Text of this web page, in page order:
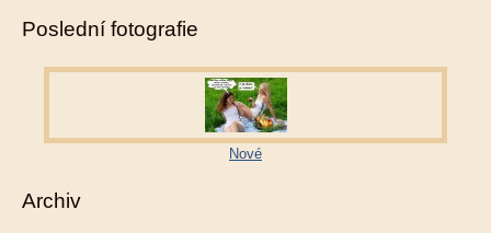
Poslední fotografie
Nové
Archiv